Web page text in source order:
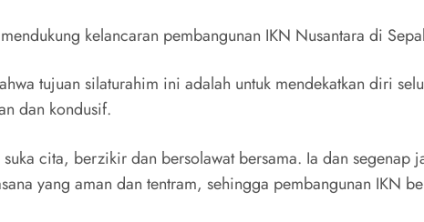
kelancaran pembangunan IKN Nusantara di
tujuan silaturahim ini adalah untuk mendekatkan diri
dan kondusif.
cita, berzikir dan bersolawat bersama. Ia dan segenap
yang aman dan tentram, sehingga pembangunan IKN